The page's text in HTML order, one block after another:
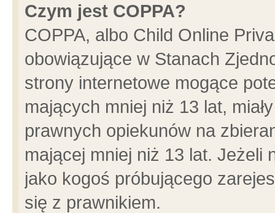
Czym jest COPPA?
COPPA, albo Child Online
obowiązujące w Stanach
strony internetowe mogące
mających mniej niż 13 lat,
prawnych opiekunów na
mającej mniej niż 13 lat. Jeżeli
jako kogoś próbującego
się z prawnikiem.